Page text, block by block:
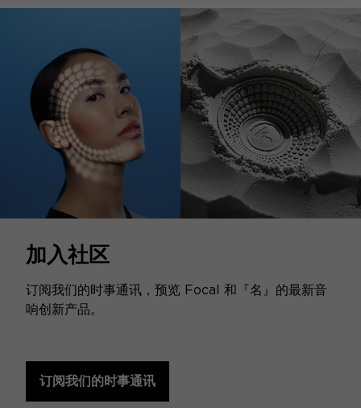
加入社区
订阅我们的时事通讯，预览 Focal 和『名』的最新音
响创新产品。
订阅我们的时事通讯